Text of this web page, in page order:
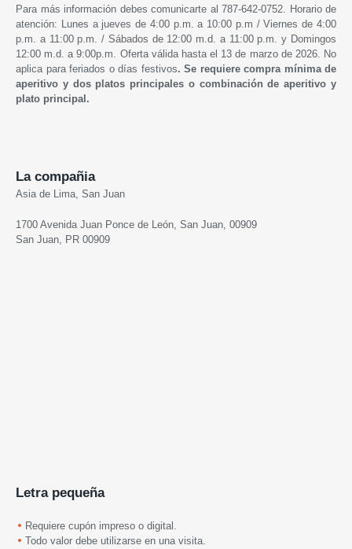
Para más información debes comunicarte al 787-642-0752. Horario de
atención: Lunes a jueves de 4:00 p.m. a 10:00 p.m / Viernes de 4:00
p.m. a 11:00 p.m. / Sábados de 12:00 m.d. a 11:00 p.m. y Domingos
12:00 m.d. a 9:00p.m. Oferta válida hasta el 13 de marzo de 2026. No
aplica para feriados o días festivos. Se requiere compra mínima de
aperitivo y dos platos principales o combinación de aperitivo y
plato principal.
La compañia
Asia de Lima, San Juan
1700 Avenida Juan Ponce de León, San Juan, 00909
San Juan, PR 00909
Letra pequeña
Requiere cupón impreso o digital.
Todo valor debe utilizarse en una visita.